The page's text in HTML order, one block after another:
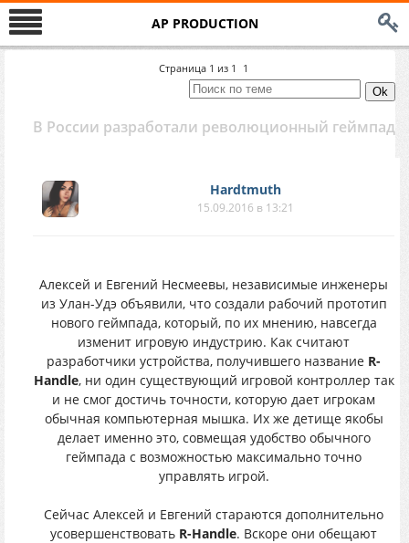
AP PRODUCTION
Страница 1 из 1 1
В России разработали революционный геймпад
Hardtmuth
15.09.2016 в 13:21
Алексей и Евгений Несмеевы, независимые инженеры
из Улан-Удэ объявили, что создали рабочий прототип
нового геймпада, который, по их мнению, навсегда
изменит игровую индустрию. Как считают
разработчики устройства, получившего название R-
Handle, ни один существующий игровой контроллер так
и не смог достичь точности, которую дает игрокам
обычная компьютерная мышка. Их же детище якобы
делает именно это, совмещая удобство обычного
геймпада с возможностью максимально точно
управлять игрой.
Сейчас Алексей и Евгений стараются дополнительно
усовершенствовать R-Handle. Вскоре они обещают